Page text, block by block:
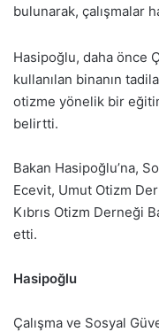
bulunarak, çalışmalar
Hasipoğlu, daha önce
kullanılan binanın
otizme yönelik bir
belirtti.
Bakan Hasipoğlu’na,
Ecevit, Umut Otizm
Kıbrıs Otizm Derneği
etti.
Hasipoğlu
Çalışma ve Sosyal